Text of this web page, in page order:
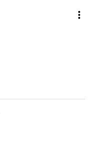
more_vert